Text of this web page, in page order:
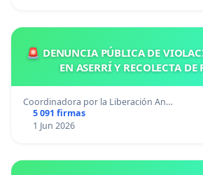
🚨 DENUNCIA PÚBLICA DE
EN ASERRÍ Y RECOLECTA
Coordinadora por la Liberación An…
5 091 firmas
1 Jun 2026